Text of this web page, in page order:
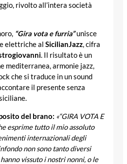
rivolto all’intera società
“Gira vota e furria”unisce
elettriche al SicilianJazz, cifra
. Il risultato è un
mediterranea, armonie jazz,
che si traduce in un sound
il presente senza
del brano: «“GIRA VOTA E
esprime tutto il mio assoluto
internazionali degli
non sono tanto diversi
vissuto i nostri nonni, o le